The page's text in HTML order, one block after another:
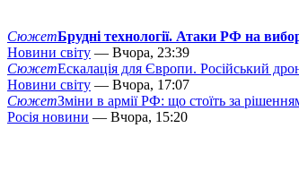
СюжетБрудні технології. Атаки РФ на
Новини світу — Вчора, 23:39
СюжетЕскалація для Європи. Російський
Новини світу — Вчора, 17:07
СюжетЗміни в армії РФ: що стоїть за
Росія новини — Вчора, 15:20